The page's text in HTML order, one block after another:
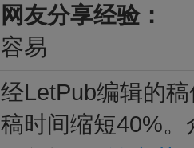
网友分享经验：
容易
经LetPub编辑的
稿时间缩短40%